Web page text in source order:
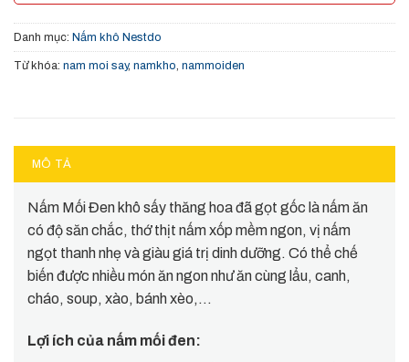
Danh mục: Nấm khô Nestdo
Từ khóa: nam moi say, namkho nammoiden
MÔ TẢ
Nấm Mối Đen khô sấy thăng hoa đã gọt gốc là nấm ăn
có độ săn chắc, thớ thịt nấm xốp mềm ngon, vị nấm
ngọt thanh nhẹ và giàu giá trị dinh dưỡng. Có thể chế
biến được nhiều món ăn ngon như ăn cùng lẩu, canh,
cháo, soup, xào, bánh xèo,…
Lợi ích của nấm mối đen: